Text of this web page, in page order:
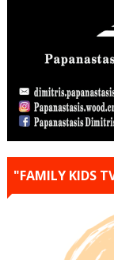
"FAMILY KIDS